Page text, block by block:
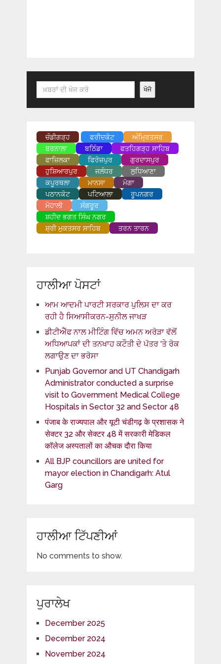
Search ਖੋਜੋ
ਚੰਡੀਗੜ੍ਹ ਫਰੀਦਕੋਟ
ਅੰਮ੍ਰਿਤਸਰ
ਬਰਨਾਲਾ
ਬਠਿੰਡਾ
ਫਤਹਿਗੜ੍ਹ ਸਾਹਿਬ
ਫਾਜ਼ਿਲਕਾ
ਫਿਰੋਜ਼ਪੁਰ
ਗੁਰਦਾਸਪੁਰ
ਹੁਸ਼ਿਆਰਪੁਰ
ਜਲੰਧਰ
ਲੁਧਿਆਣਾ
ਕਪੂਰਥਲਾ
ਮਾਨਸਾ
ਮੋਗਾ
ਪਠਾਨਕੋਟ
ਪਟਿਆਲਾ
ਰੂਪਨਗਰ
ਮੋਹਾਲੀ
ਸੰਗਰੂਰ
ਸ਼ਹੀਦ ਭਗਤ ਸਿੰਘ ਨਗਰ
ਸ਼੍ਰੀ ਮੁਕਤਸਰ ਸਾਹਿਬ
ਤਰਨ ਤਾਰਨ
ਹਾਲੀਆ ਪੋਸਟਾਂ
ਆਮ ਆਦਮੀ ਪਾਰਟੀ ਸਰਕਾਰ ਪੁਲਿਸ ਦਾ ਕਰ
ਰਹੀ ਹੈ ਸਿਆਸੀਕਰਨ-ਸੁਨੀਲ ਜਾਖੜ
ਡੀਟੀਐੱਫ ਨਾਲ ਮੀਟਿੰਗ ਵਿੱਚ ਅਮਨ ਅਰੋੜਾ ਵੱਲੋਂ
ਅਧਿਆਪਕਾਂ ਦੀ ਤਨਖਾਹ ਕਟੌਤੀ ਦੇ ਪੱਤਰ ‘ਤੇ ਰੋਕ
ਲਗਾਉਣ ਦਾ ਭਰੋਸਾ
Punjab Governor and UT Chandigarh
Administrator conducted a surprise
visit to Government Medical College
Hospitals in Sector 32 and Sector 48
पंजाब के राज्यपाल और यूटी चंडीगढ़ के प्रशासक ने
सेक्टर 32 और सेक्टर 48 में सरकारी मेडिकल
कॉलेज अस्पतालों का औचक दौरा किया
All BJP councillors are united for
mayor election in Chandigarh: Atul
Garg
ਹਾਲੀਆ ਟਿੱਪਣੀਆਂ
No comments to show.
ਪੁਰਾਲੇਖ
December 2025
December 2024
November 2024